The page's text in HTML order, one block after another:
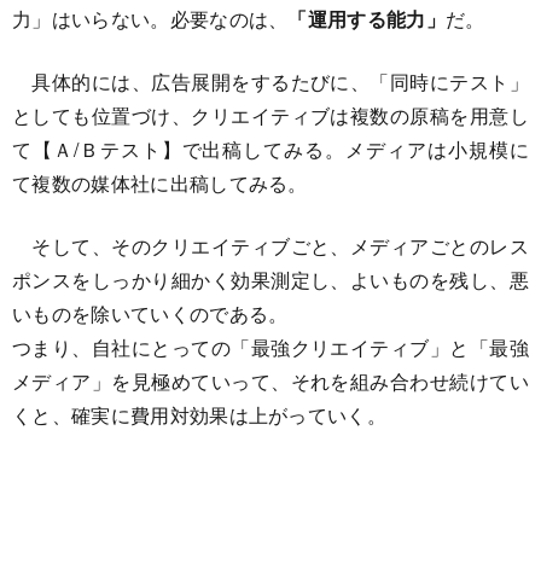
力」はいらない。必要なのは、
「運用する能力」 だ。
具体的には、広告展開をするたびに、「同時にテスト」
としても位置づけ、クリエイティブは複数の原稿を用意し
て【Ａ/Ｂテスト】で出稿してみる。メディアは小規模に
て複数の媒体社に出稿してみる。
そして、そのクリエイティブごと、メディアごとのレス
ポンスをしっかり細かく効果測定し、よいものを残し、悪
いものを除いていくのである。
つまり、自社にとっての「最強クリエイティブ」と「最強
メディア」を見極めていって、それを組み合わせ続けてい
くと、確実に費用対効果は上がっていく。